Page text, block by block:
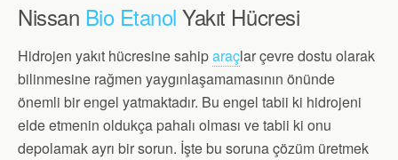
Nissan Bio Etanol Yakıt Hücresi
Hidrojen yakıt hücresine sahiparaçlar çevre dostu olarak
bilinmesine rağmen yaygınlaşamamasının önünde
önemli bir engel yatmaktadır. Bu engel tabii ki hidrojeni
elde etmenin oldukça pahalı olması ve tabii ki onu
depolamak ayrı bir sorun. İşte bu soruna çözüm üretmek